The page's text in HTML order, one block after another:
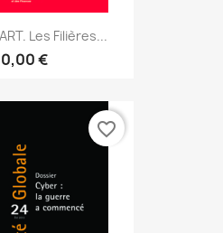
Les Filières...
€
favorite_border